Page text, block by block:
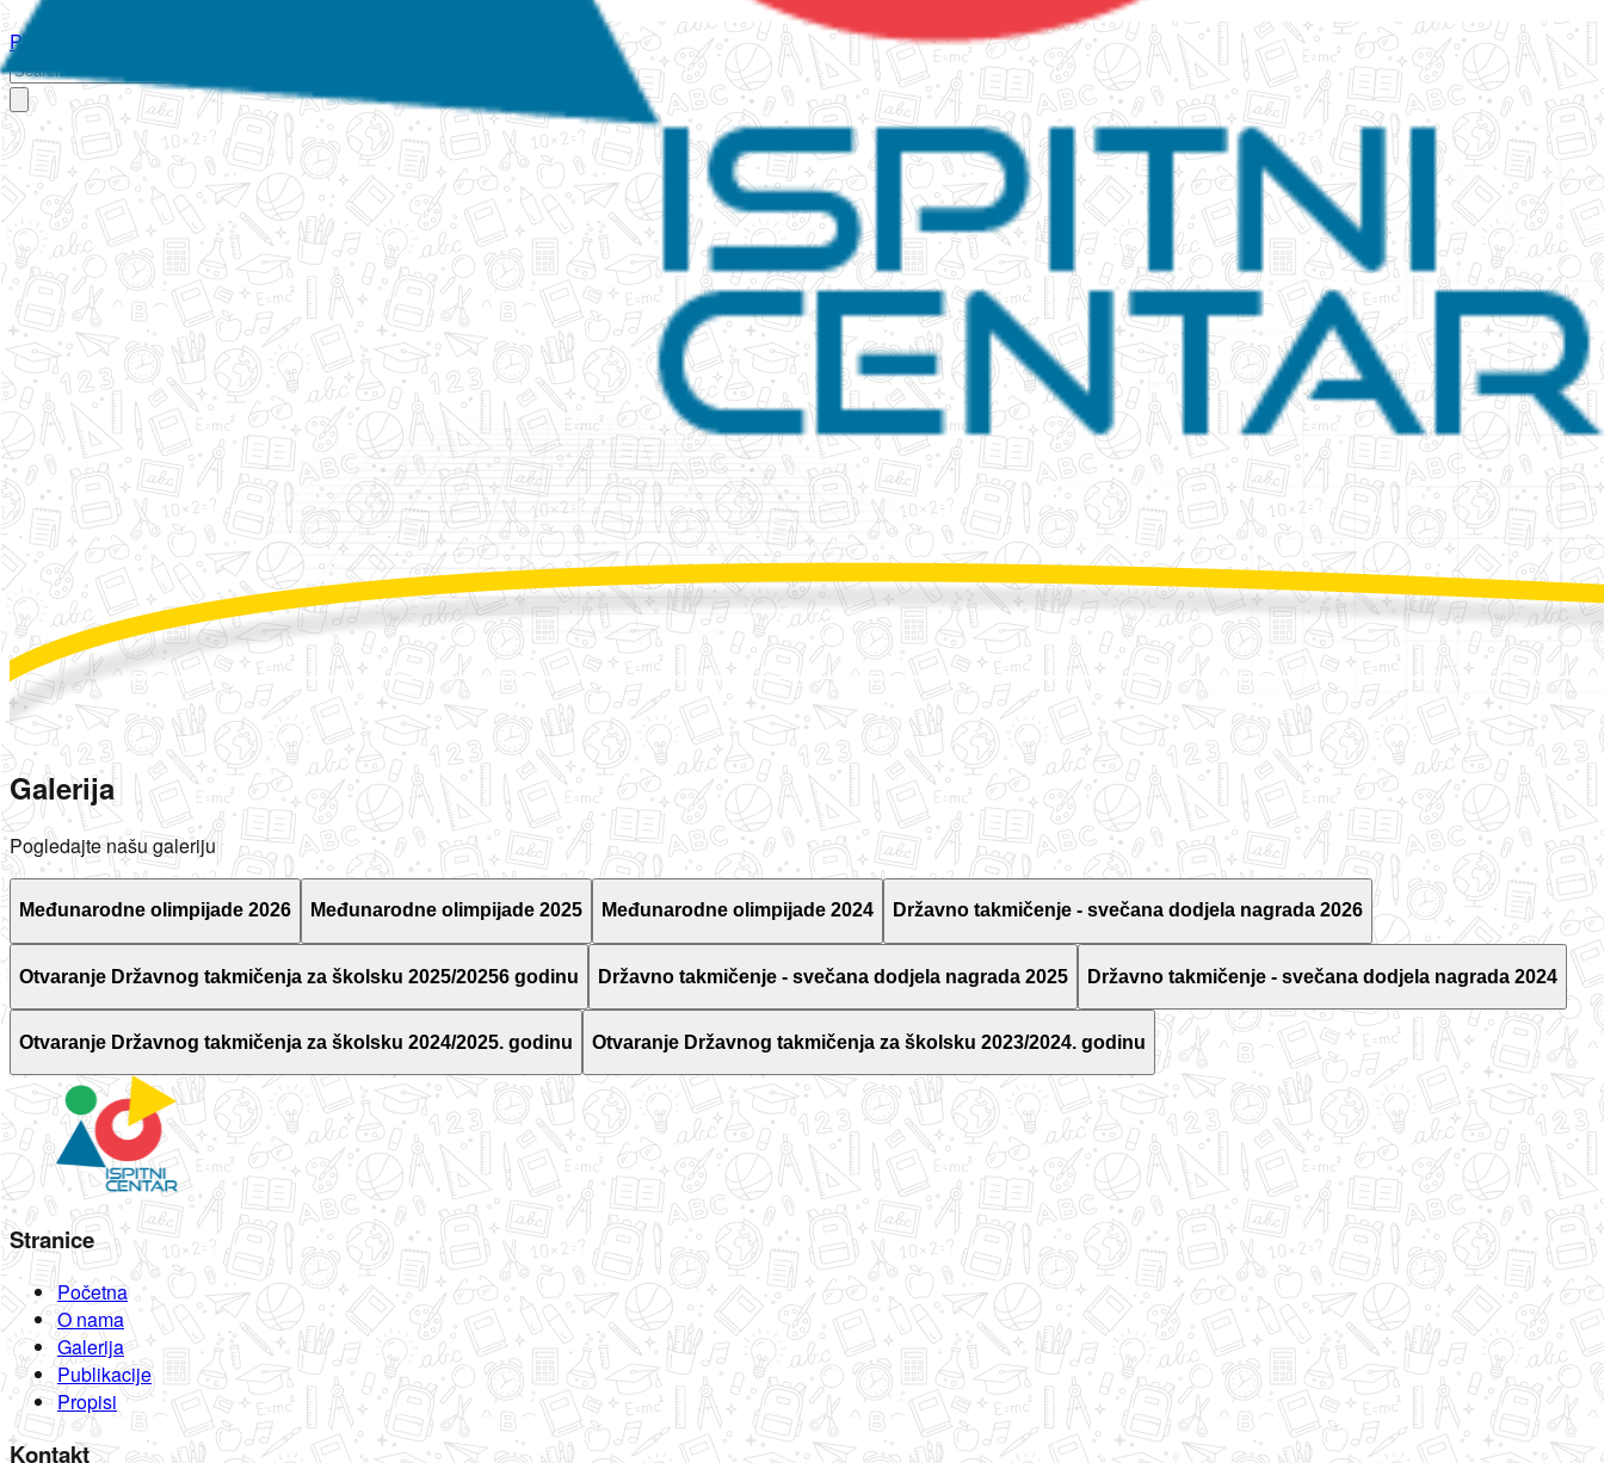
Početna
Galerija
Pogledajte našu galeriju
Međunarodne olimpijade 2026 Međunarodne olimpijade 2025 Međunarodne olimpijade 2024 Državno takmičenje - svečana dodjela nagrada 2026
Otvaranje Državnog takmičenja za školsku 2025/20256 godinu Državno takmičenje - svečana dodjela nagrada 2025 Državno takmičenje - svečana dodjela nagrada 2024
Otvaranje Državnog takmičenja za školsku 2024/2025. godinu Otvaranje Državnog takmičenja za školsku 2023/2024. godinu
Stranice
Početna
O nama
Galerija
Publikacije
Propisi
Kontakt